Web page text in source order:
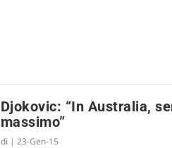
Djokovic: “In Australia,
massimo”
di | 23-Gen-15